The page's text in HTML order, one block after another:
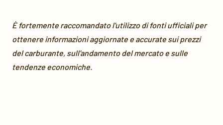
È fortemente raccomandato l'utilizzo di fonti ufficiali per
ottenere informazioni aggiornate e accurate sui prezzi
del carburante, sull'andamento del mercato e sulle
tendenze economiche.